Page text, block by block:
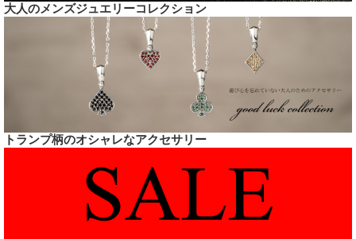
大人のメンズジュエリーコレクション
トランプ柄のオシャレなアクセサリー